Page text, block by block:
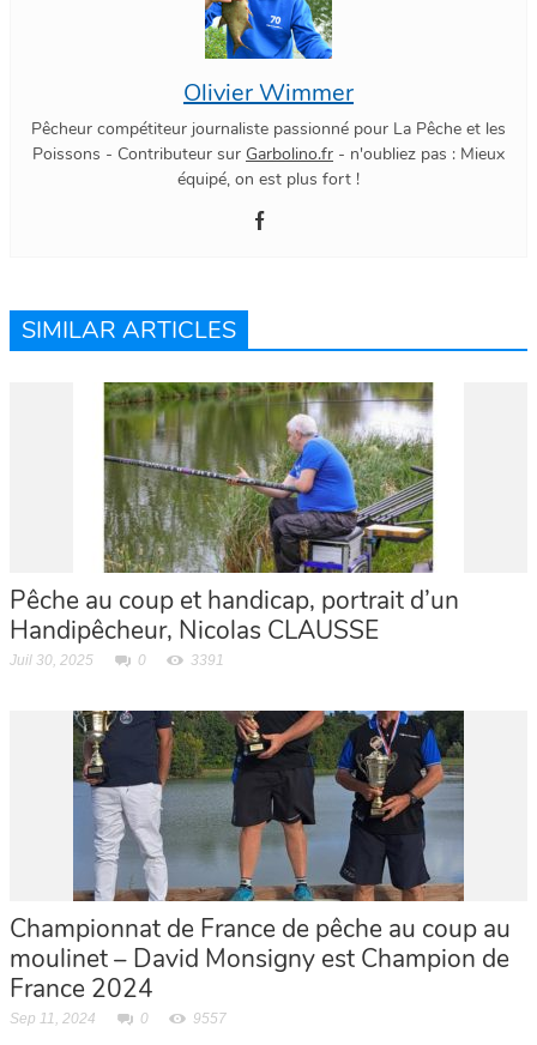
Olivier Wimmer
Pêcheur compétiteur journaliste passionné pour La Pêche et les
Poissons - Contributeur sur Garbolino.fr - n'oubliez pas : Mieux
équipé, on est plus fort !
SIMILAR ARTICLES
Pêche au coup et handicap, portrait d’un
Handipêcheur, Nicolas CLAUSSE
Juil 30, 2025 0 3391
Championnat de France de pêche au coup au
moulinet – David Monsigny est Champion de
France 2024
Sep 11, 2024 0 9557